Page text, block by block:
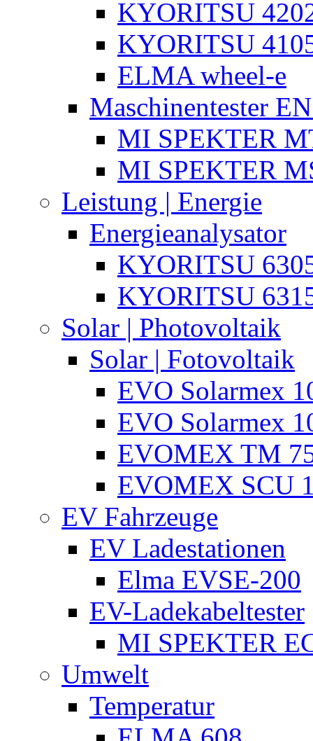
KYORITSU
KYORITSU
ELMA wheel-e
Maschinentester
MI SPEKTER
MI SPEKTER
Leistung | Energie
Energieanalysator
KYORITSU
KYORITSU
Solar | Photovoltaik
Solar | Fotovoltaik
EVO Solarmex
EVO Solarmex
EVOMEX TM
EVOMEX SCU
EV Fahrzeuge
EV Ladestationen
Elma EVSE-200
EV-Ladekabeltester
MI SPEKTER
Umwelt
Temperatur